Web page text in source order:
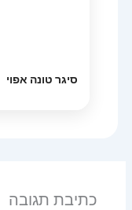
סיגר טונה אפוי
כתיבת תגובה